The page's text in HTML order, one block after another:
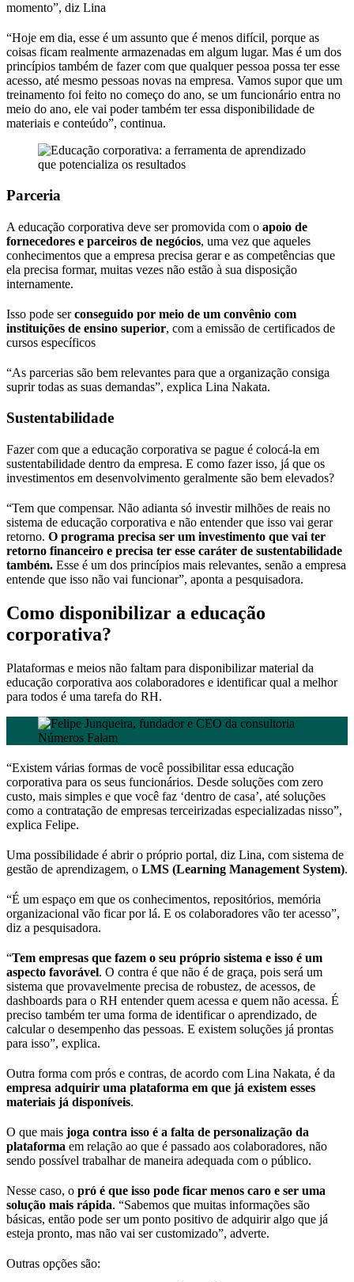
momento”, diz Lina
“Hoje em dia, esse é um assunto que é menos difícil, porque as
coisas ficam realmente armazenadas em algum lugar. Mas é um dos
princípios também de fazer com que qualquer pessoa possa ter esse
acesso, até mesmo pessoas novas na empresa. Vamos supor que um
treinamento foi feito no começo do ano, se um funcionário entra no
meio do ano, ele vai poder também ter essa disponibilidade de
materiais e conteúdo”, continua.
Parceria
A educação corporativa deve ser promovida com o apoio de
fornecedores e parceiros de negócios, uma vez que aqueles
conhecimentos que a empresa precisa gerar e as competências que
ela precisa formar, muitas vezes não estão à sua disposição
internamente.
Isso pode serconseguido por meio de um convênio com
instituições de ensino superior, com a emissão de certificados de
cursos específicos
“As parcerias são bem relevantes para que a organização consiga
suprir todas as suas demandas”, explica Lina Nakata.
Sustentabilidade
Fazer com que a educação corporativa se pague é colocá-la em
sustentabilidade dentro da empresa. E como fazer isso, já que os
investimentos em desenvolvimento geralmente são bem elevados?
“Tem que compensar. Não adianta só investir milhões de reais no
sistema de educação corporativa e não entender que isso vai gerar
retorno. O programa precisa ser um investimento que vai ter
retorno financeiro e precisa ter esse caráter de sustentabilidade
também. Esse é um dos princípios mais relevantes, senão a empresa
entende que isso não vai funcionar”, aponta a pesquisadora.
Como disponibilizar a educação
corporativa?
Plataformas e meios não faltam para disponibilizar material da
educação corporativa aos colaboradores e identificar qual a melhor
para todos é uma tarefa do RH.
“Existem várias formas de você possibilitar essa educação
corporativa para os seus funcionários. Desde soluções com zero
custo, mais simples e que você faz ‘dentro de casa’, até soluções
como a contratação de empresas terceirizadas especializadas nisso”,
explica Felipe.
Uma possibilidade é abrir o próprio portal, diz Lina, com sistema de
gestão de aprendizagem, o LMS (Learning Management System).
“É um espaço em que os conhecimentos, repositórios, memória
organizacional vão ficar por lá. E os colaboradores vão ter acesso”,
diz a pesquisadora.
“Tem empresas que fazem o seu próprio sistema e isso é um
aspecto favorável. O contra é que não é de graça, pois será um
sistema que provavelmente precisa de robustez, de acessos, de
dashboards para o RH entender quem acessa e quem não acessa. É
preciso também ter uma forma de identificar o aprendizado, de
calcular o desempenho das pessoas. E existem soluções já prontas
para isso”, explica.
Outra forma com prós e contras, de acordo com Lina Nakata, é da
empresa adquirir uma plataforma em que já existem esses
materiais já disponíveis.
O que mais joga contra isso é a falta de personalização da
plataforma em relação ao que é passado aos colaboradores, não
sendo possível trabalhar de maneira adequada com o público.
Nesse caso, o pró é que isso pode ficar menos caro e ser uma
solução mais rápida. “Sabemos que muitas informações são
básicas, então pode ser um ponto positivo de adquirir algo que já
esteja pronto, mas não vai ser customizado”, adverte.
Outras opções são: